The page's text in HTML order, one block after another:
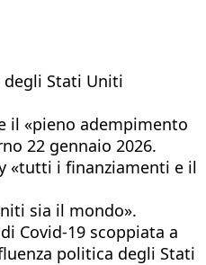
degli Stati Uniti
il «pieno adempimento
22 gennaio 2026.
«tutti i finanziamenti e il
sia il mondo».
Covid-19 scoppiata a
politica degli Stati